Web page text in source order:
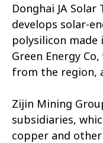
Donghai JA Solar
develops solar-
polysilicon made
Green Energy
from the region,
Zijin Mining
subsidiaries,
copper and